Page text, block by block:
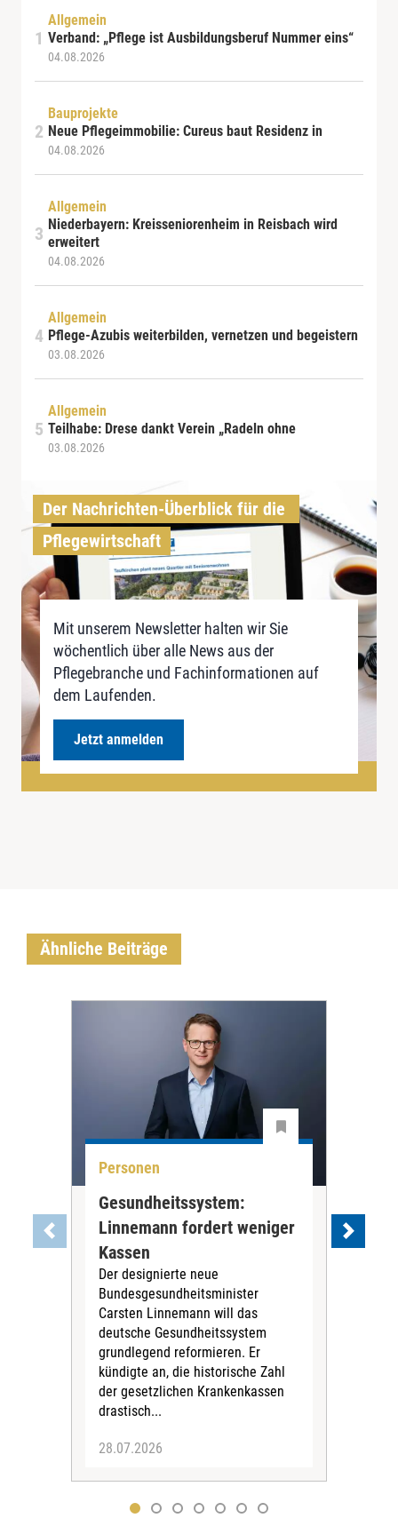
Allgemein
Verband: „Pflege ist Ausbildungsberuf Nummer eins“
04.08.2026
Bauprojekte
Neue Pflegeimmobilie: Cureus baut Residenz in
04.08.2026
Allgemein
Niederbayern: Kreisseniorenheim in Reisbach wird
erweitert
04.08.2026
Allgemein
Pflege-Azubis weiterbilden, vernetzen und begeistern
03.08.2026
Allgemein
Teilhabe: Drese dankt Verein „Radeln ohne
03.08.2026
Der Nachrichten-Überblick für die
Pflegewirtschaft
Mit unserem Newsletter halten wir Sie
wöchentlich über alle News aus der
Pflegebranche und Fachinformationen auf
dem Laufenden.
Jetzt anmelden
Ähnliche Beiträge
Personen
Gesundheitssystem:
Linnemann fordert weniger
Kassen
Der designierte neue
Bundesgesundheitsminister
Carsten Linnemann will das
deutsche Gesundheitssystem
grundlegend reformieren. Er
kündigte an, die historische Zahl
der gesetzlichen Krankenkassen
drastisch...
28.07.2026